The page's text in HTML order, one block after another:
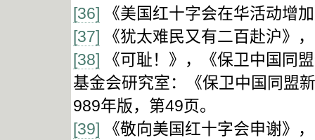
[36] 《美国红十字会在华活动增
[37] 《犹太难民又有二百赴沪》
[38] 《可耻！》，《保卫中国同
基金会研究室：《保卫中国同盟
989年版，第49页。
[39] 《敬向美国红十字会申谢》